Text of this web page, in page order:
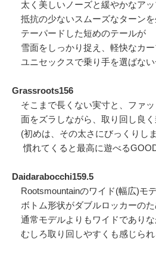
太く美しいノーズと緩やかなアッ
抵抗の少ないスムーズなターンを
テーパードした短めのテールが
雪面をしっかり捉え、軽快なカー
ユニセックスで乗り手を選ばない
Grassroots156
そこまで長くない実寸と、ファ
面をズラしながら、取り回し良く
(初めは、その太さにびっくりしま
慣れてくると最高に遊べる
Daidarabocchi159.5
Rootsmountainのワイド(幅広)モデ
ボトム形状がダブルロッカーのた
通常モデルよりもワイドでありな
むしろ取り回しやすくも感じられ